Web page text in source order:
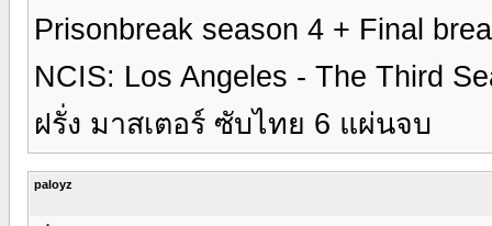
Prisonbreak season 4 + Final
NCIS: Los Angeles - The Third
ฝรั่ง มาสเตอร์ ซับไทย 6 แผ่นจบ
paloyz